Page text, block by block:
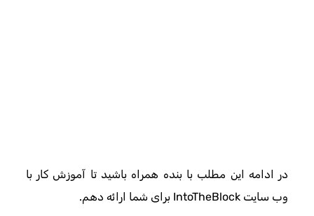
در ادامه این مطلب با بنده همراه باشید تا آموزش کار با
وب سایت IntoTheBlock برای شما ارائه دهم.